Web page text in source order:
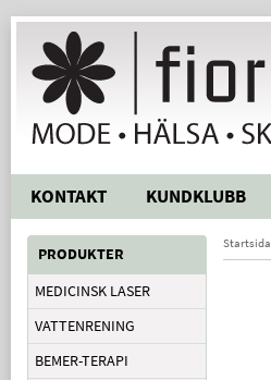
KONTAKT KUNDKLUBB
PRODUKTER
MEDICINSK LASER
VATTENRENING
BEMER-TERAPI
Startsida